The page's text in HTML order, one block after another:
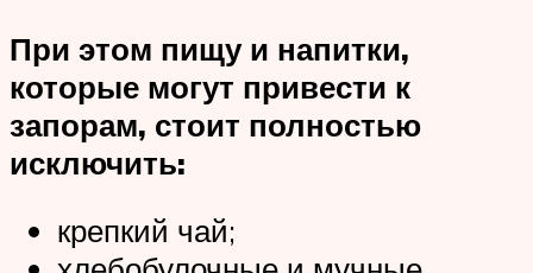
При этом пищу и напитки,
которые могут привести к
запорам, стоит полностью
исключить:
крепкий чай;